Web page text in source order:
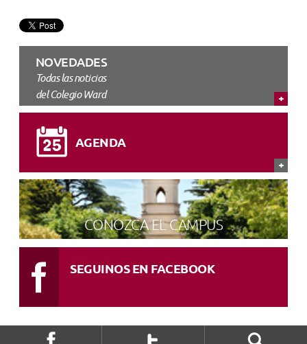
NOVEDADES
Todas las noticias
del Colegio Ward
AGENDA
CONOZCA EL CAMPUS
SEGUINOS EN FACEBOOK